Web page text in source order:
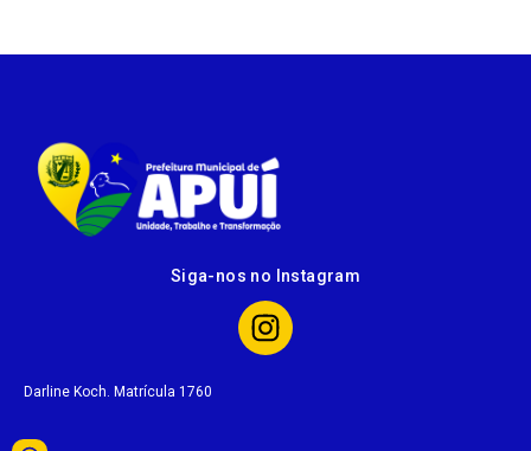
Siga-nos no Instagram
Darline Koch. Matrícula 1760